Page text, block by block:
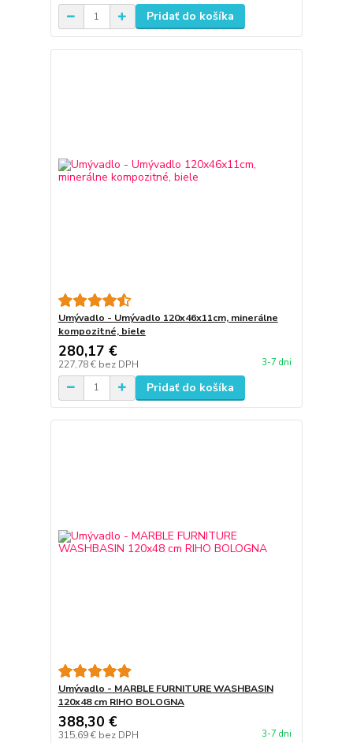
Pridať do košíka
Umývadlo - Umývadlo 120x46x11cm, minerálne
kompozitné, biele
280,17 €
227,78 € bez DPH 3-7 dni
Pridať do košíka
Umývadlo - MARBLE FURNITURE WASHBASIN
120x48 cm RIHO BOLOGNA
388,30 €
315,69 € bez DPH 3-7 dni